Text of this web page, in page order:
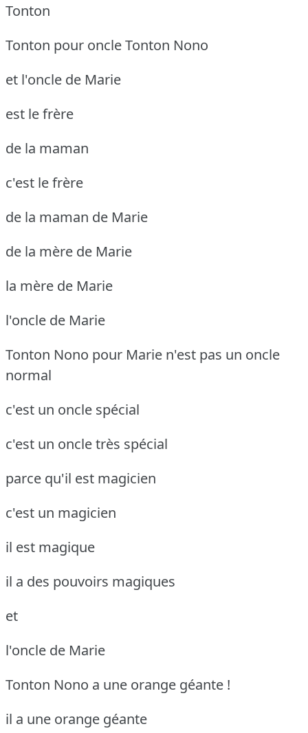
Tonton
Tonton pour oncleTonton Nono
et l'oncle de Marie
est le frère
de la maman
c'est le frère
de la maman de Marie
de la mère de Marie
la mère de Marie
l'oncle de Marie
Tonton Nono pour Marie n'est pas un oncle
normal
c'est un oncle spécial
c'est un oncle très spécial
parce qu'il est magicien
c'est un magicien
il est magique
il a des pouvoirs magiques
et
l'oncle de Marie
Tonton Nono a une orange géante !
il a une orange géante